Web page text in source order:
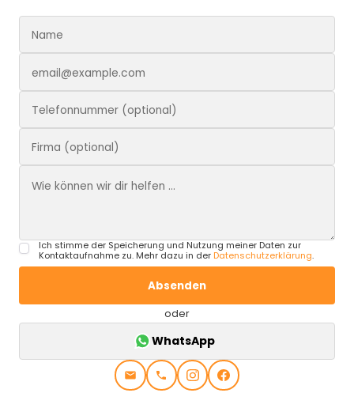
Ich stimme der Speicherung und Nutzung meiner Daten zur
Kontaktaufnahme zu. Mehr dazu in der Datenschutzerklärung.
oder
WhatsApp